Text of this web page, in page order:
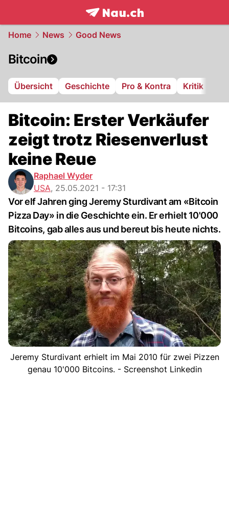
frontpage.NAU.ch
Home News Good News
Bitcoin
Übersicht Geschichte Pro & Kontra Kritik
Bitcoin: Erster Verkäufer
zeigt trotz Riesenverlust
keine Reue
Raphael Wyder
USA, 25.05.2021 - 17:31
Vor elf Jahren ging Jeremy Sturdivant am «Bitcoin
Pizza Day» in die Geschichte ein. Er erhielt 10'000
Bitcoins, gab alles aus und bereut bis heute nichts.
Jeremy Sturdivant erhielt im Mai 2010 für zwei Pizzen
genau 10'000 Bitcoins. - Screenshot Linkedin